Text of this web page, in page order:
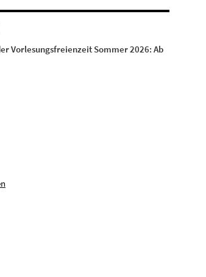
Vorlesungsfreienzeit Sommer 2026:Ab